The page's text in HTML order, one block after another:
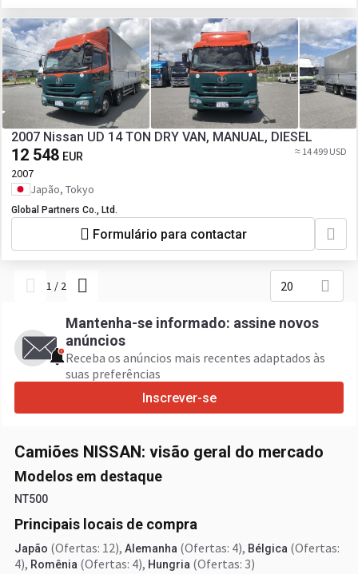
2007 Nissan UD 14 TON DRY VAN, MANUAL, DIESEL
12 548 EUR ≈ 14 499 USD
2007
Japão, Tokyo
Global Partners Co., Ltd.
Formulário para contactar
1 / 2 20
Mantenha-se informado: assine novos
anúncios
Receba os anúncios mais recentes adaptados às
suas preferências
Inscrever-se
Camiões NISSAN: visão geral do mercado
Modelos em destaque
NT500
Principais locais de compra
Japão (Ofertas: 12), Alemanha (Ofertas: 4), Bélgica (Ofertas:
4), Romênia (Ofertas: 4), Hungria (Ofertas: 3)